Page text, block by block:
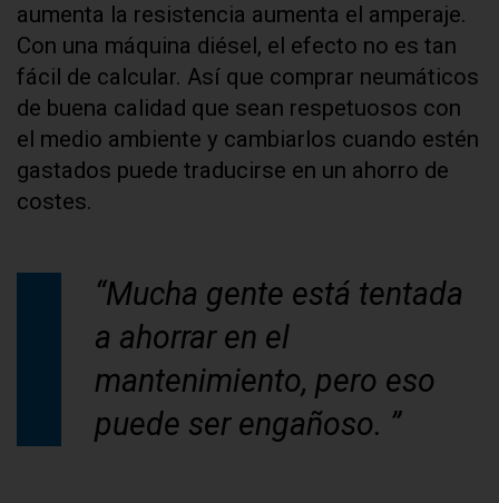
aumenta la resistencia aumenta el amperaje.
Con una máquina diésel, el efecto no es tan
fácil de calcular. Así que comprar neumáticos
de buena calidad que sean respetuosos con
el medio ambiente y cambiarlos cuando estén
gastados puede traducirse en un ahorro de
costes.
“Mucha gente está tentada
a ahorrar en el
mantenimiento, pero eso
puede ser engañoso. ”